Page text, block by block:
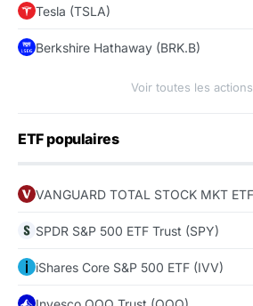
Tesla (TSLA)
Berkshire Hathaway (BRK.B)
Voir toutes les
ETF populaires
VANGUARD TOTAL STOCK MKT
SPDR S&P 500 ETF Trust (SPY)
iShares Core S&P 500 ETF (IVV)